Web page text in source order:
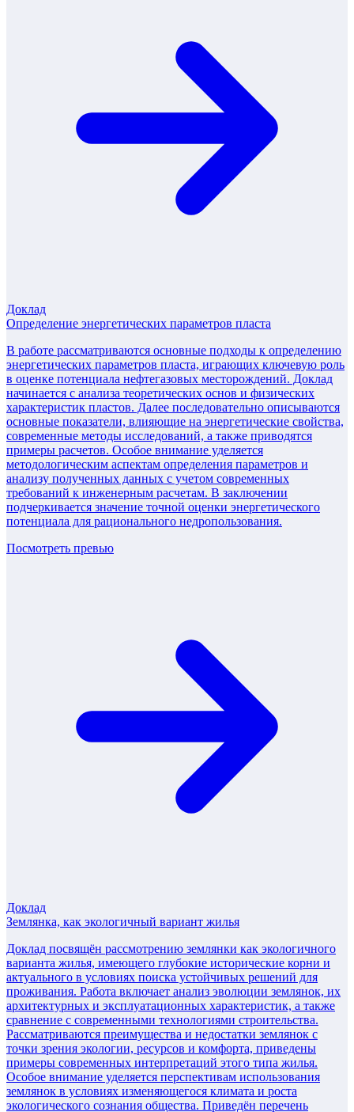
Доклад
Определение энергетических параметров пласта
В работе рассматриваются основные подходы к определению
энергетических параметров пласта, играющих ключевую роль
в оценке потенциала нефтегазовых месторождений. Доклад
начинается с анализа теоретических основ и физических
характеристик пластов. Далее последовательно описываются
основные показатели, влияющие на энергетические свойства,
современные методы исследований, а также приводятся
примеры расчетов. Особое внимание уделяется
методологическим аспектам определения параметров и
анализу полученных данных с учетом современных
требований к инженерным расчетам. В заключении
подчеркивается значение точной оценки энергетического
потенциала для рационального недропользования.
Посмотреть превью
Доклад
Землянка, как экологичный вариант жилья
Доклад посвящён рассмотрению землянки как экологичного
варианта жилья, имеющего глубокие исторические корни и
актуального в условиях поиска устойчивых решений для
проживания. Работа включает анализ эволюции землянок, их
архитектурных и эксплуатационных характеристик, а также
сравнение с современными технологиями строительства.
Рассматриваются преимущества и недостатки землянок с
точки зрения экологии, ресурсов и комфорта, приведены
примеры современных интерпретаций этого типа жилья.
Особое внимание уделяется перспективам использования
землянок в условиях изменяющегося климата и роста
экологического сознания общества. Приведён перечень